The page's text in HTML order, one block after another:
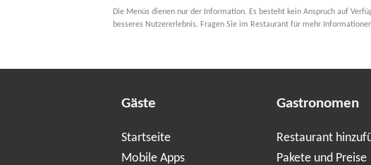
Die Menüs dienen nur der Information. Es besteht kein Anspruch auf
besseres Nutzererlebnis. Fragen Sie im Restaurant für mehr
Gäste
Startseite
Mobile Apps
Gastronomen
Restaurant
Pakete und Preise